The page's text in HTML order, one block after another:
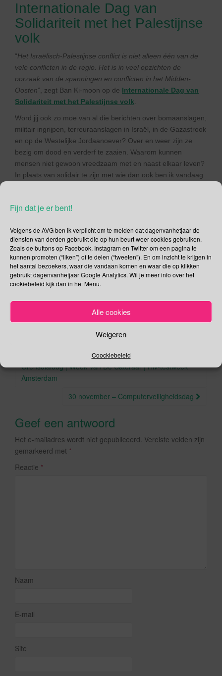
Fijn dat je er bent!
Volgens de AVG ben ik verplicht om te melden dat dagenvanhetjaar de
diensten van derden gebruikt die op hun beurt weer cookies gebruiken.
Zoals de buttons op Facebook, Instagram en Twitter om een pagina te
kunnen promoten (“liken”) of te delen (“tweeten”). En om inzicht te krijgen in
het aantal bezoekers, waar die vandaan komen en waar die op klikken
gebruikt dagenvanhetjaar Google Analytics. Wil je meer info over het
cookiebeleid kijk dan in het Menu.
Alle cookies
Weigeren
Coockiebeleid
Internationale Dag van
Solidariteit met het Palestijnse
volk
“Het Israëlisch-Palestijnse conflict is niet alleen één van de
vele conflicten in de regio. Het is in veel opzichten de
oorzaak van de spanningen en conflicten in het Midden-
Oosten”, zegt Ban Ki-moon op de Internationale Dag van
Solidariteit met het Palestijnse volk
Word jij ook zo moe van al die berichten over bomaanslagen,
militair ingrijpen, terreuraanslagen in Israël, in de Gazastrook
en op de Westelijke Jordaanoever? Over en weer zijn ze
bezig om dood en verderf te zaaien. Waarom kunnen
mensen niet gewoon vreedzaam met en naast elkaar leven?
In plaats van solidair te zijn met wie dan ook ben ik vandaag
hebben twee schuld.
Deel dit bericht
F
a
c
e
b
k
T
wi
tt
er
November #GivingTuesday,Gazastrook,Palestijnse volk
Sint Pannekoek
Berichtnavigatie
28 november – Cyber Monday | Dag van de
Grensdialoog | Week Van De Cateraar | Hiv-testweek
Amsterdam
30 november – Computerveiligheidsdag
Geef een antwoord
Het e-mailadres wordt niet gepubliceerd. Vereiste velden zijn
gemarkeerd met *
Reactie *
Naam
E-mail
Site